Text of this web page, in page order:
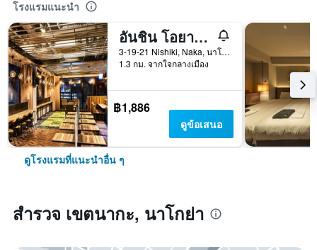
โรงแรมแนะนำ
อันชิน โอยาโด วูแมน แอนด์ แมน นาโกยา
3-19-21 Nishiki, Naka, นาโกย่า, ญี่ปุ่น
1.3 กม. จากใจกลางเมือง
฿1,886
ดูข้อเสนอ
ดูโรงแรมที่แนะนำอื่น ๆ
สำรวจ เขตนากะ, นาโกย่า